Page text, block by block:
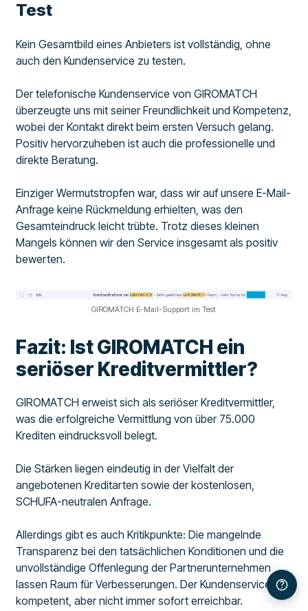
Test
Kein Gesamtbild eines Anbieters ist vollständig, ohne
auch den Kundenservice zu testen.
Der telefonische Kundenservice von GIROMATCH
überzeugte uns mit seiner Freundlichkeit und Kompetenz,
wobei der Kontakt direkt beim ersten Versuch gelang.
Positiv hervorzuheben ist auch die professionelle und
direkte Beratung.
Einziger Wermutstropfen war, dass wir auf unsere E-Mail-
Anfrage keine Rückmeldung erhielten, was den
Gesamteindruck leicht trübte. Trotz dieses kleinen
Mangels können wir den Service insgesamt als positiv
bewerten.
GIROMATCH E-Mail-Support im Test
Fazit: Ist GIROMATCH ein
seriöser Kreditvermittler?
GIROMATCH erweist sich als seriöser Kreditvermittler,
was die erfolgreiche Vermittlung von über 75.000
Krediten eindrucksvoll belegt.
Die Stärken liegen eindeutig in der Vielfalt der
angebotenen Kreditarten sowie der kostenlosen,
SCHUFA-neutralen Anfrage.
Allerdings gibt es auch Kritikpunkte: Die mangelnde
Transparenz bei den tatsächlichen Konditionen und die
unvollständige Offenlegung der Partnerunternehmen
lassen Raum für Verbesserungen. Der Kundenservice ist
kompetent, aber nicht immer sofort erreichbar.